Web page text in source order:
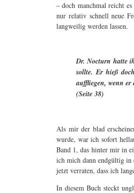
– doch manchmal reicht
nur relativ schnell neue
langweilig werden lassen.
Dr. Nocturn hatte
sollte. Er hieß
auffliegen, wenn er
(Seite 38)
Als mir der blad
wurde, war ich sofort
Band 1, das hinter mir in
ich mich dann endgültig in
jetzt verraten, dass ich
In diesem Buch steckt